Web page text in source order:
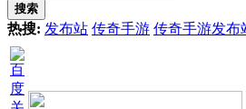
搜索
热搜: 发布站 传奇手游 传奇手游发布